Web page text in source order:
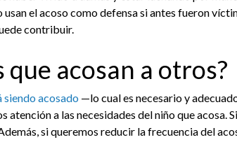
el acoso como defensa si antes fueron
contribuir.
que acosan a otros?
siendo acosado —lo cual es necesario y
a las necesidades del niño que acosa.
si queremos reducir la frecuencia del